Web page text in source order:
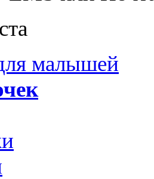
малышей